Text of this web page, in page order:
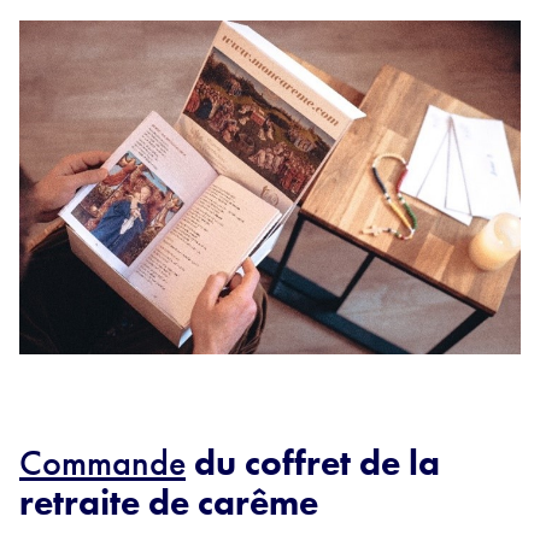
Commande du coffret de la
retraite de carême